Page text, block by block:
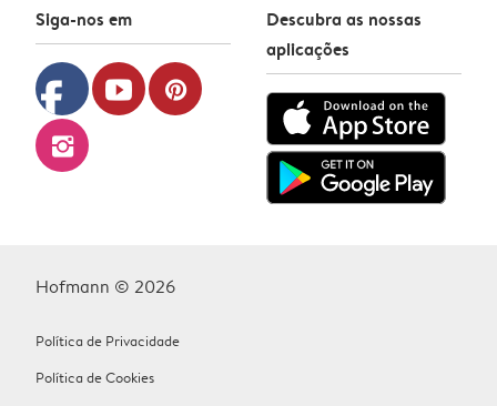
Siga-nos em
facebook youtube pinterest
instagram
Descubra as nossas
aplicações
Hofmann © 2026
Política de Privacidade
Política de Cookies